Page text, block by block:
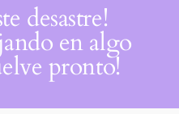
desastre!
en algo
pronto!